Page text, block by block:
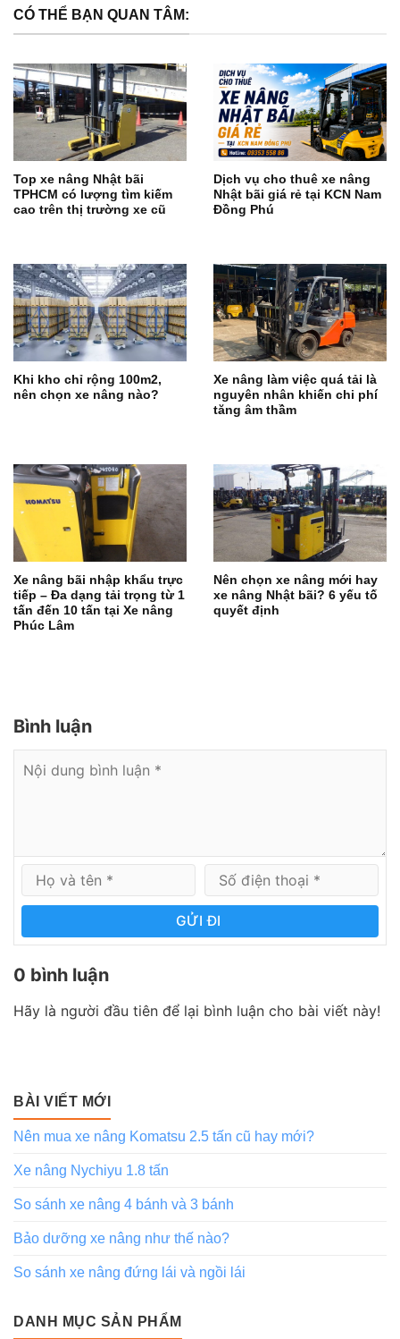
CÓ THỂ BẠN QUAN TÂM:
Top xe nâng Nhật bãi
TPHCM có lượng tìm kiếm
cao trên thị trường xe cũ
Dịch vụ cho thuê xe nâng
Nhật bãi giá rẻ tại KCN Nam
Đồng Phú
Khi kho chỉ rộng 100m2,
nên chọn xe nâng nào?
Xe nâng làm việc quá tải là
nguyên nhân khiến chi phí
tăng âm thầm
Xe nâng bãi nhập khẩu trực
tiếp – Đa dạng tải trọng từ 1
tấn đến 10 tấn tại Xe nâng
Phúc Lâm
Nên chọn xe nâng mới hay
xe nâng Nhật bãi? 6 yếu tố
quyết định
Bình luận
GỬI ĐI
0 bình luận
Hãy là người đầu tiên để lại bình luận cho bài viết này!
BÀI VIẾT MỚI
Nên mua xe nâng Komatsu 2.5 tấn cũ hay mới?
Xe nâng Nychiyu 1.8 tấn
So sánh xe nâng 4 bánh và 3 bánh
Bảo dưỡng xe nâng như thế nào?
So sánh xe nâng đứng lái và ngồi lái
DANH MỤC SẢN PHẨM